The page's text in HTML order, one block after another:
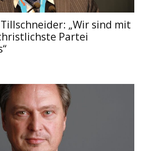
„Wir sind mit
Partei